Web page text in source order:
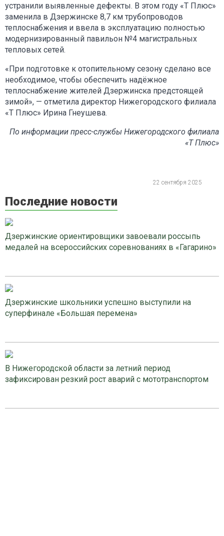
устранили выявленные дефекты. В этом году «Т Плюс»
заменила в Дзержинске 8,7 км трубопроводов
теплоснабжения и ввела в эксплуатацию полностью
модернизированный павильон №4 магистральных
тепловых сетей.
«При подготовке к отопительному сезону сделано все
необходимое, чтобы обеспечить надёжное
теплоснабжение жителей Дзержинска предстоящей
зимой», — отметила директор Нижегородского филиала
«Т Плюс» Ирина Гнеушева.
По информации пресс-службы Нижегородского филиала
«Т Плюс»
22 сентября 2025
Последние новости
Дзержинские ориентировщики завоевали россыпь
медалей на всероссийских соревнованиях в «Гагарино»
Дзержинские школьники успешно выступили на
суперфинале «Большая перемена»
В Нижегородской области за летний период
зафиксирован резкий рост аварий с мототранспортом